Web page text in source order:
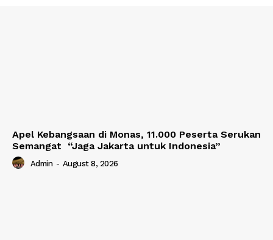
Apel Kebangsaan di Monas, 11.000 Peserta Serukan
Semangat “Jaga Jakarta untuk Indonesia”
Admin - August 8, 2026